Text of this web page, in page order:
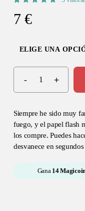
con
de 5 en
clientes
7€
Siempre he sido muy
fuego, y el papel flash
los compre. Puedes
desvanece en
Gana 14